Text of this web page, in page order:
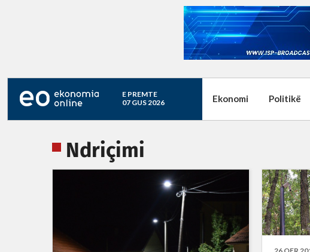
E PREMTE
07 GUS 2026
Ekonomi Politikë
Ndriçimi